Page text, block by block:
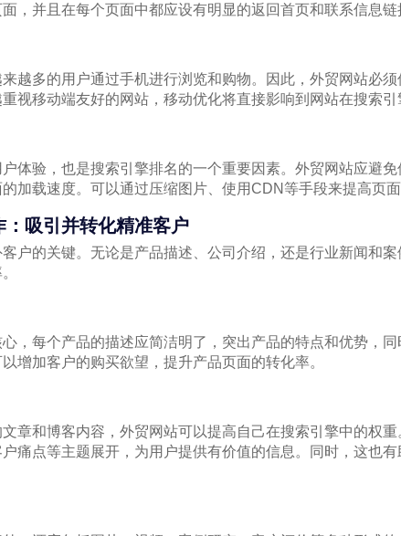
，并且在每个页面中都应设有明显的返回首页和联系信息链
越多的用户通过手机进行浏览和购物。因此，外贸网站必
视移动端友好的网站，移动优化将直接影响到网站在搜索引
体验，也是搜索引擎排名的一个重要因素。外贸网站应避
加载速度。可以通过压缩图片、使用CDN等手段来提高页面
吸引并转化精准客户
户的关键。无论是产品描述、公司介绍，还是行业新闻和
，每个产品的描述应简洁明了，突出产品的特点和优势，
增加客户的购买欲望，提升产品页面的转化率。
章和博客内容，外贸网站可以提高自己在搜索引擎中的权
痛点等主题展开，为用户提供有价值的信息。同时，这也